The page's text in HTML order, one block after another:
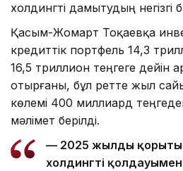
холдингті дамытудың
Қасым-Жомарт Тоқаевқа
кредиттік портфель 14,3
16,5 триллион теңгеге
отырғаны, бұл ретте жыл
көлемі 400 миллиард
мәлімет берілді.
— 2025 жылдың
холдингтің қолдауымен